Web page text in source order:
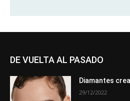
DE VUELTA AL PASADO
Diamantes
29/12/2022